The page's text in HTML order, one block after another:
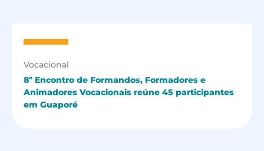
Vocacional
8º Encontro de Formandos, Formadores e
Animadores Vocacionais reúne 45 participantes
em Guaporé